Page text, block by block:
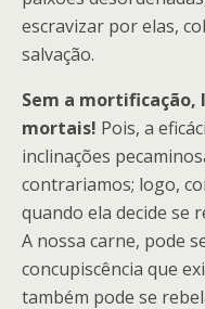
escravizar por elas,
salvação.
Sem a mortificação,
mortais! Pois, a
inclinações
contrariamos; logo,
quando ela decide se
A nossa carne, pode
concupiscência que
também pode se